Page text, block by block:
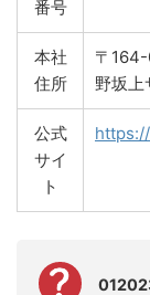
番号
本社
住所
〒
野坂
公式
サイ
ト